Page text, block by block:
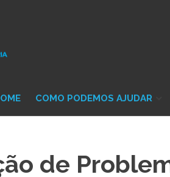
COMO PODEMOS AJUDAR
de